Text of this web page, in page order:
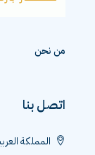
من نحن
اتصل بنا
المملكة